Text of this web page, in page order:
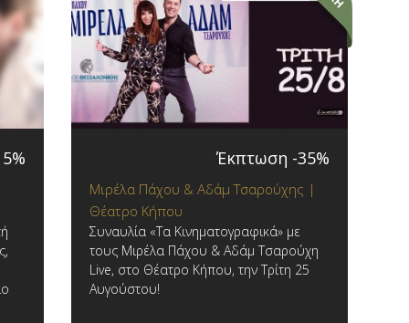
Έκπτωση -35%
Μιρέλα Πάχου & Αδάμ Τσαρούχης |
Θέατρο Κήπου
Συναυλία «Τα Κινηματογραφικά» με
τους Μιρέλα Πάχου & Αδάμ Τσαρούχη
Live, στο Θέατρο Κήπου, την Τρίτη 25
Αυγούστου!